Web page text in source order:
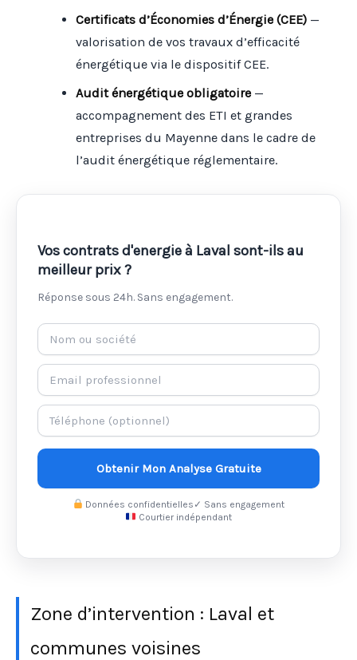
Certificats d’Économies d’Énergie (CEE)—
valorisation de vos travaux d’efficacité
énergétique via le dispositif CEE.
Audit énergétique obligatoire—
accompagnement des ETI et grandes
entreprises du Mayenne dans le cadre de
l’audit énergétique réglementaire.
Vos contrats d'energie à Laval sont-ils au
meilleur prix ?
Réponse sous 24h. Sans engagement.
Obtenir Mon Analyse Gratuite
Données confidentielles ✓ Sans engagement
Courtier indépendant
Zone d’intervention : Laval et
communes voisines